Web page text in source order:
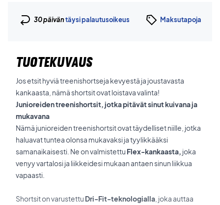
30 päiväntäysi palautusoikeus Maksutapoja
TUOTEKUVAUS
Jos etsit hyviä treenishortseja kevyestä ja joustavasta
kankaasta, nämä shortsit ovat loistava valinta!
Junioreiden treenishortsit, jotka pitävät sinut kuivana ja
mukavana
Nämä junioreiden treenishortsit ovat täydelliset niille, jotka
haluavat tuntea olonsa mukavaksi ja tyylikkääksi
samanaikaisesti. Ne on valmistettu Flex-kankaasta, joka
venyy vartalosi ja liikkeidesi mukaan antaen sinun liikkua
vapaasti.
Shortsit on varustettu Dri-Fit-teknologialla , joka auttaa